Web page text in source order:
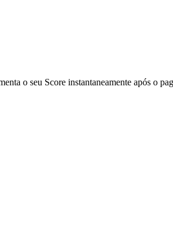
o seu Score instantaneamente após o